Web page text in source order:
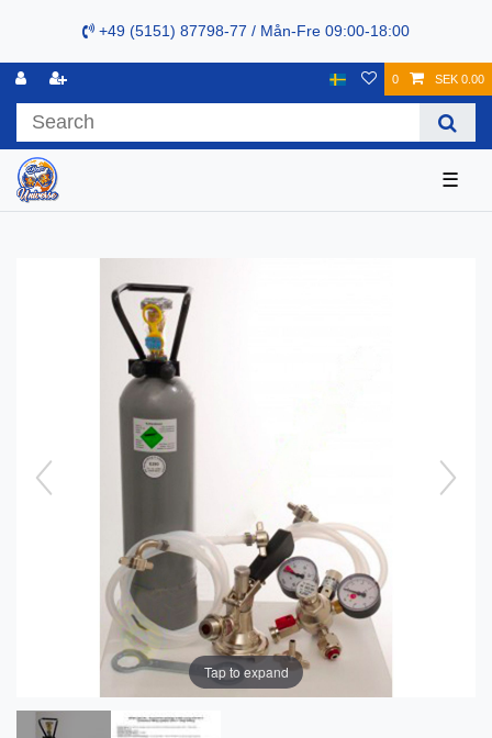
+49 (5151) 87798-77 / Mån-Fre 09:00-18:00
0 SEK 0.00
☰
Tap to expand